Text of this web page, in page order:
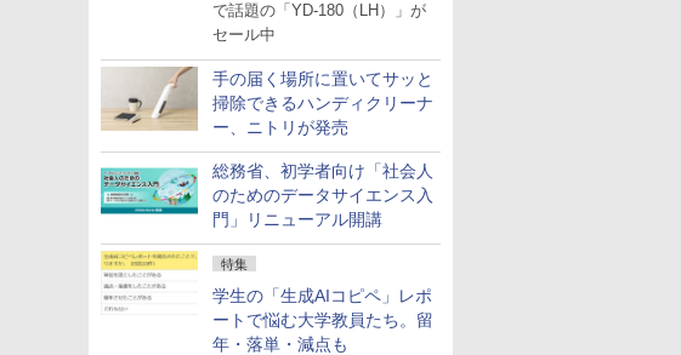
で話題の「YD-180（LH）」が
セール中
手の届く場所に置いてサッと
掃除できるハンディクリーナ
ー、ニトリが発売
総務省、初学者向け「社会人
のためのデータサイエンス入
門」リニューアル開講
特集
学生の「生成AIコピペ」レポ
ートで悩む大学教員たち。留
年・落単・減点も